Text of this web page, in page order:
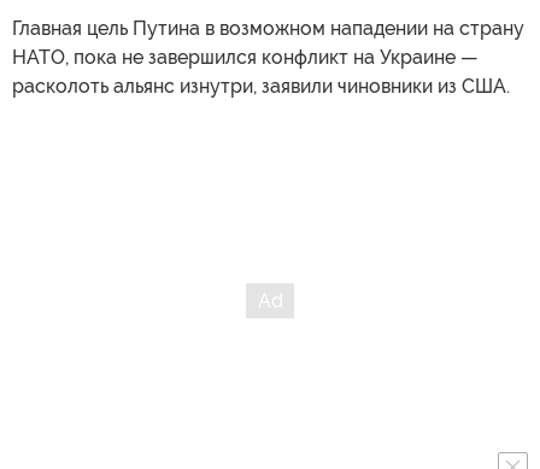
Главная цель Путина в возможном нападении на страну
НАТО, пока не завершился конфликт на Украине —
расколоть альянс изнутри, заявили чиновники из США.